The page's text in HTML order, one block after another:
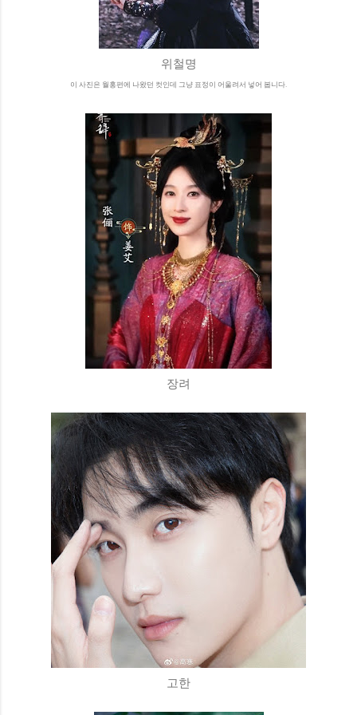
위철명
이 사진은 월홍편에 나왔던 컷인데 그냥 표정이 어울려서 넣어 봅니다.
장려
고한